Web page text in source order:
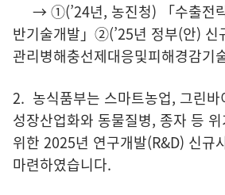
→ ①(’24년, 농진청) 「수출전
반기술개발」②(’25년 정부(안) 신
관리병해충선제대응및피해경감기
2. 농식품부는 스마트농업, 그린바
성장산업화와 동물질병, 종자 등
위한 2025년 연구개발(R&D) 신규
마련하였습니다.